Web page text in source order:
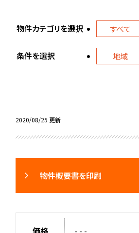
物件カテゴリを選択 すべて
条件を選択 地域
2020/08/25 更新
物件概要書を印刷
価格 - - -